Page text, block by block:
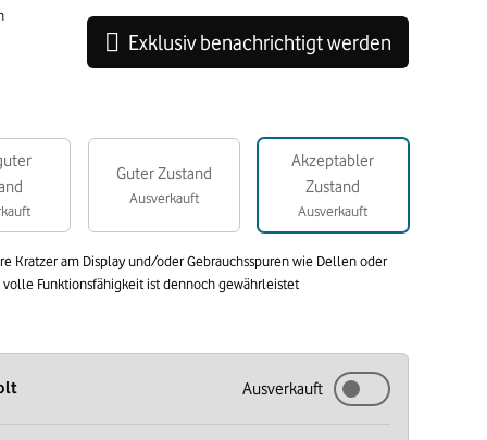
Exklusiv benachrichtigt werden
Guter Zustand
Ausverkauft
Akzeptabler
Zustand
Ausverkauft
Kratzer am Display und/oder Gebrauchsspuren wie Dellen oder
Funktionsfähigkeit ist dennoch gewährleistet
Ausverkauft